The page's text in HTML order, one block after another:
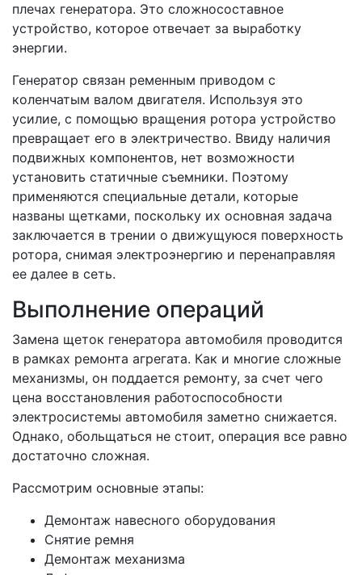
плечах генератора. Это сложносоставное
устройство, которое отвечает за выработку
энергии.
Генератор связан ременным приводом с
коленчатым валом двигателя. Используя это
усилие, с помощью вращения ротора устройство
превращает его в электричество. Ввиду наличия
подвижных компонентов, нет возможности
установить статичные съемники. Поэтому
применяются специальные детали, которые
названы щетками, поскольку их основная задача
заключается в трении о движущуюся поверхность
ротора, снимая электроэнергию и перенаправляя
ее далее в сеть.
Выполнение операций
Замена щеток генератора автомобиля проводится
в рамках ремонта агрегата. Как и многие сложные
механизмы, он поддается ремонту, за счет чего
цена восстановления работоспособности
электросистемы автомобиля заметно снижается.
Однако, обольщаться не стоит, операция все равно
достаточно сложная.
Рассмотрим основные этапы:
Демонтаж навесного оборудования
Снятие ремня
Демонтаж механизма